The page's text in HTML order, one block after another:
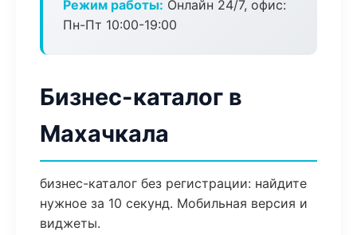
Режим работы: Онлайн 24/7, офис:
Пн-Пт 10:00-19:00
Бизнес-каталог в
Махачкала
бизнес-каталог без регистрации: найдите
нужное за 10 секунд. Мобильная версия и
виджеты.